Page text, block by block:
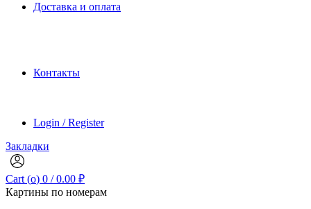
Доставка и оплата
Контакты
Login / Register
Закладки
Cart (o) 0 / 0.00 ₽
Картины по номерам